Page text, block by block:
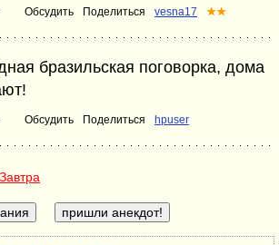
Обсудить Поделиться vesna17 ★★
бразильская поговорка, дома
Обсудить Поделиться hpuser